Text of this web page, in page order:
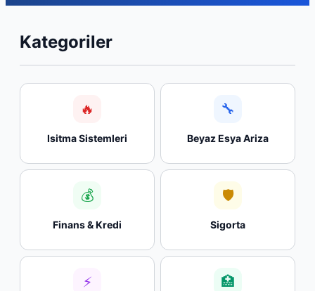
Kategoriler
🔥
Isitma Sistemleri
🔧
Beyaz Esya Ariza
💰
Finans & Kredi
🛡
Sigorta
⚡ 🏥